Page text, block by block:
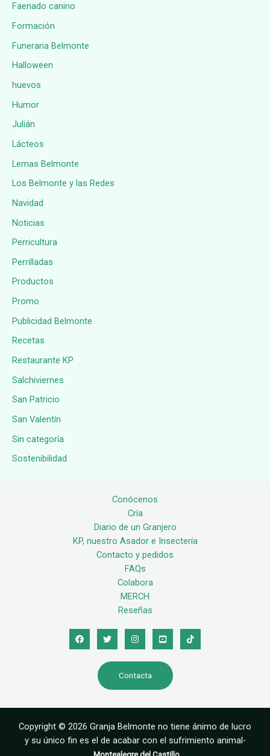
Faenado canino
Formación
Funeraria Belmonte
Halloween
huevos
Humor
Julián
Lácteos
Lemas Belmonte
Los Belmonte y las Redes
Navidad
Noticias
Perricultura
Perrilladas
Productos
Promo
Publicidad Belmonte
Recetas
Restaurante KP
Salchiviernes
San Patricio
San Valentín
Sin categoría
Sostenibilidad
Conócenos
Cría
Diario de un Granjero
KP, nuestro Asador e Insectería
Contacto y pedidos
FAQs
Colabora
MERCH
Reseñas
Contacta
Copyright © 2026 Granja Belmonte no tiene ánimo de lucro
y su único fin es el de acabar con el sufrimiento animal-